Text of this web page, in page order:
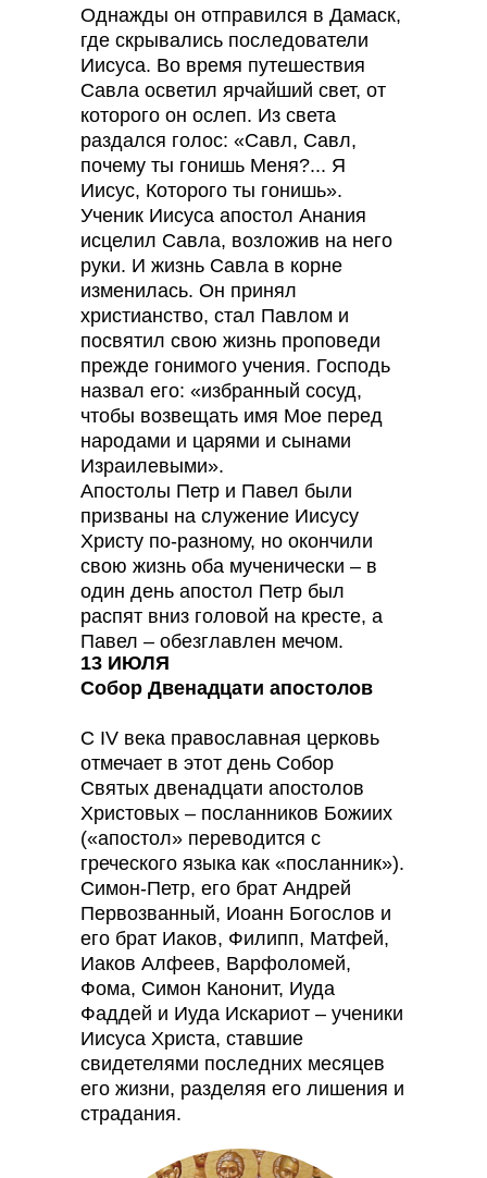
Однажды он отправился в Дамаск,
где скрывались последователи
Иисуса. Во время путешествия
Савла осветил ярчайший свет, от
которого он ослеп. Из света
раздался голос: «Савл, Савл,
почему ты гонишь Меня?... Я
Иисус, Которого ты гонишь».
Ученик Иисуса апостол Анания
исцелил Савла, возложив на него
руки. И жизнь Савла в корне
изменилась. Он принял
христианство, стал Павлом и
посвятил свою жизнь проповеди
прежде гонимого учения. Господь
назвал его: «избранный сосуд,
чтобы возвещать имя Мое перед
народами и царями и сынами
Израилевыми».
Апостолы Петр и Павел были
призваны на служение Иисусу
Христу по-разному, но окончили
свою жизнь оба мученически – в
один день апостол Петр был
распят вниз головой на кресте, а
Павел – обезглавлен мечом.
13 ИЮЛЯ
Собор Двенадцати апостолов
С IV века православная церковь
отмечает в этот день Собор
Святых двенадцати апостолов
Христовых – посланников Божиих
(«апостол» переводится с
греческого языка как «посланник»).
Симон-Петр, его брат Андрей
Первозванный, Иоанн Богослов и
его брат Иаков, Филипп, Матфей,
Иаков Алфеев, Варфоломей,
Фома, Симон Канонит, Иуда
Фаддей и Иуда Искариот – ученики
Иисуса Христа, ставшие
свидетелями последних месяцев
его жизни, разделяя его лишения и
страдания.